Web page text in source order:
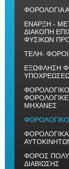
ΦΟΡΟΛΟΓΙΑ
ΕΝΑΡΞΗ -
ΔΙΑΚΟΠΗ
ΦΥΣΙΚΩΝ
ΤΕΛΗ- ΦΟΡΟΙ
ΕΞΩΦΛΗΣΗ
ΜΗΧΑΝΕΣ
ΦΟΡΟΣ
ΔΙΑΒΙΩΣΗΣ